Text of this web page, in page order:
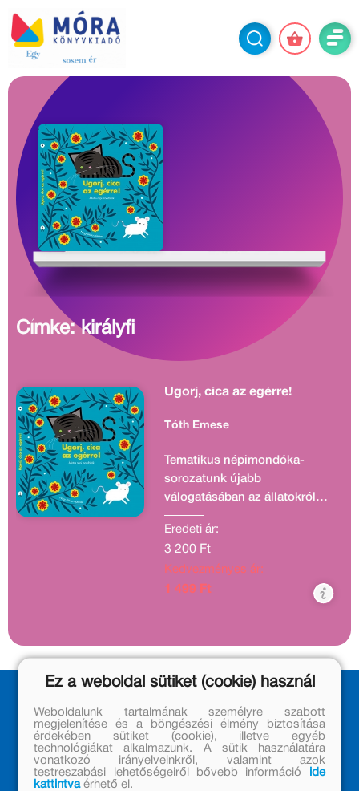
Címke: királyfi
Ugorj, cica az egérre!
Tóth Emese
Tematikus népimondóka-
sorozatunk újabb
válogatásában az állatokról
szóló mondókákat gyűjtöttük
össze, amelyek nem csak az
önfeledt játékra nyújtanak
lehetőséget, de a korai
fejlesztésben is
Eredeti ár:
3 200 Ft
Kedvezményes ár:
1 499 Ft
Ez a weboldal sütiket (cookie) használ
Weboldalunk tartalmának személyre szabott
megjelenítése és a böngészési élmény biztosítása
érdekében sütiket (cookie), illetve egyéb
technológiákat alkalmazunk. A sütik használatára
vonatkozó irányelveinkről, valamint azok
testreszabási lehetőségeiről bővebb információ
ide
kattintvaérhető el.